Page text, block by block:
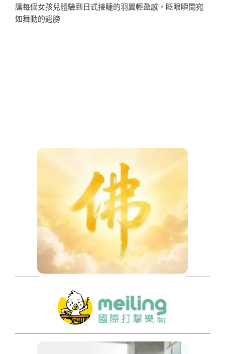
讓每個女孩兒體驗到日式接睫的羽翼輕盈感，眨眼瞬間宛
如舞動的翅膀